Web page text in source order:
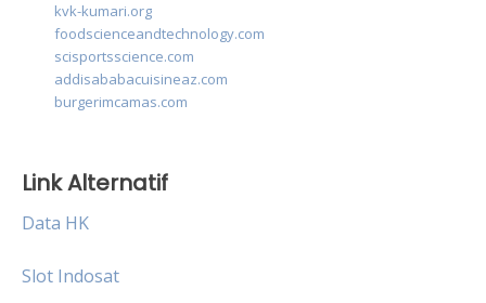
kvk-kumari.org
foodscienceandtechnology.com
scisportsscience.com
addisababacuisineaz.com
burgerimcamas.com
Link Alternatif
Data HK
Slot Indosat